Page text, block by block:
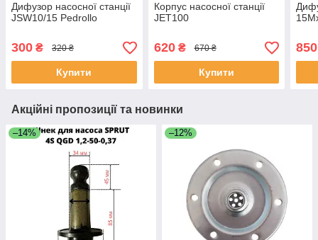
Дифузор насосної станції
JSW10/15 Pedrollo
300 ₴ 320 ₴
Купити
Корпус насосної станції
JET100
620₴ 670 ₴
Купити
850
Акційні пропозиції та новинки
–14% –12%